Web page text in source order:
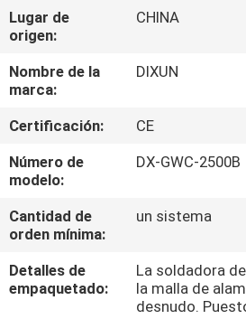
DEMOSTRACIÓN
DE
VR
SOBRE
NOSOTROS
VIAJE
LA
Lugar de
origen:
CHINA
Nombre de la
marca:
DIXUN
Certificación:
CE
Número de
modelo:
DX-GWC-2500B
Cantidad de
orden mínima:
un sistema
Detalles de
empaquetado:
La soldadora
la malla de
desnudo.